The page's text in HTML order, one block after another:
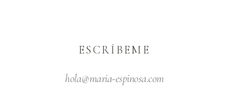
ESCRÍBEME
hola@maria-espinosa.com